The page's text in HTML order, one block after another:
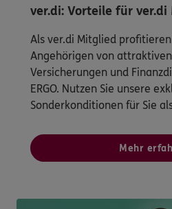
ver.di: Vorteile für
Als ver.di Mitglied
Angehörigen von
Versicherungen und
ERGO. Nutzen Sie unsere
Sonderkonditionen für Sie
Mehr